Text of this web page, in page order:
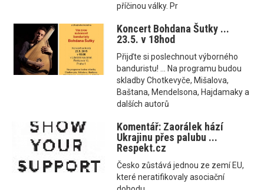
příčinou války. Pr
Koncert Bohdana Šutky ...
23.5. v 18hod
Přijďte si poslechnout výborného
banduristu! ... Na programu budou
skladby Chotkevyče, Mišalova,
Baštana, Mendelsona, Hajdamaky a
dalších autorů
Komentář: Zaorálek hází
Ukrajinu přes palubu ...
Respekt.cz
Česko zůstává jednou ze zemí EU,
které neratifikovaly asociační